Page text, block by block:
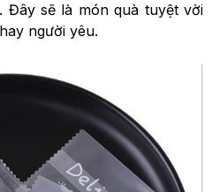
Đây sẽ là món quà tuyệt vời
người yêu.